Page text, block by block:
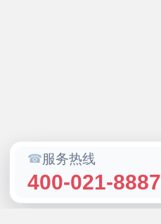
服务热线
400-021-8887